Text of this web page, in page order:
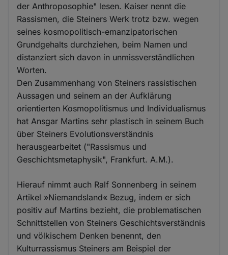
der Anthroposophie" lesen. Kaiser nennt die
Rassismen, die Steiners Werk trotz bzw. wegen
seines kosmopolitisch-emanzipatorischen
Grundgehalts durchziehen, beim Namen und
distanziert sich davon in unmissverständlichen
Worten.
Den Zusammenhang von Steiners rassistischen
Aussagen und seinem an der Aufklärung
orientierten Kosmopolitismus und Individualismus
hat Ansgar Martins sehr plastisch in seinem Buch
über Steiners Evolutionsverständnis
herausgearbeitet ("Rassismus und
Geschichtsmetaphysik", Frankfurt. A.M.).
Hierauf nimmt auch Ralf Sonnenberg in seinem
Artikel »Niemandsland« Bezug, indem er sich
positiv auf Martins bezieht, die problematischen
Schnittstellen von Steiners Geschichtsverständnis
und völkischem Denken benennt, den
Kulturrassismus Steiners am Beispiel der